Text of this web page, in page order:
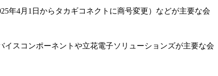
年4月1日からタカギコネクトに商号変更）などが主要な会
スコンポーネントや立花電子ソリューションズが主要な会